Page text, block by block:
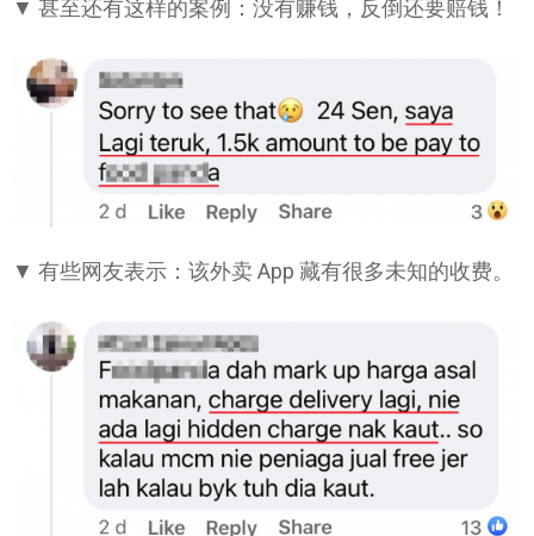
▼ 甚至还有这样的案例：没有赚钱，反倒还要赔钱！
▼ 有些网友表示：该外卖 App 藏有很多未知的收费。